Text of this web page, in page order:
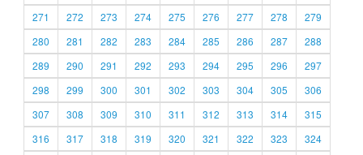
271
272 273 274 275 276 277 278
279
280
281 282 283 284 285 286 287
288
289
290 291 292 293 294 295 296
297
298
299 300 301 302 303 304 305
306
307
308 309 310 311 312 313 314
315
316
317 318 319 320 321 322 323 324